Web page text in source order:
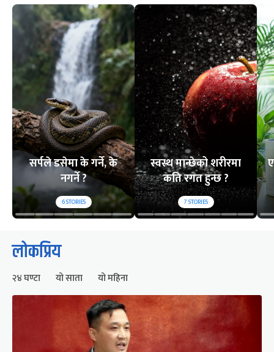
सर्पले डसेमा के गर्ने, के
नगर्ने ?
6STORIES
स्वस्थ मान्छेको शरीरमा
कति रगत हुन्छ ?
7STORIES
लोकप्रिय
२४ घण्टा यो साता यो महिना